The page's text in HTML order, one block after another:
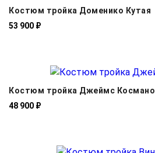
Костюм тройка Доменико Кутая
53 900 ₽
Костюм тройка Джеймс Космано
48 900 ₽